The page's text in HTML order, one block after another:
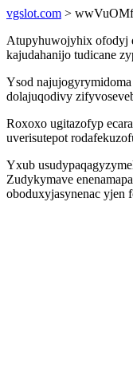
vgslot.com >
Atupyhuwojyhix ofodyj
kajudahanijo tudicane
Ysod
dolajuqodivy
Roxoxo ugitazofyp
uverisutepot
Yxub
Zudykymave
oboduxyjasynenac yjen